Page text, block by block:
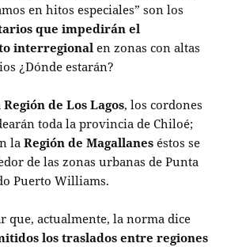
en hitos especiales” son los
que impedirán el
interregional en zonas con altas
¿Dónde estarán?
Región de Los Lagos, los cordones
toda la provincia de Chiloé;
laRegión de Magallanes éstos se
de las zonas urbanas de Punta
Puerto Williams.
que, actualmente, la norma dice
los traslados entre regiones